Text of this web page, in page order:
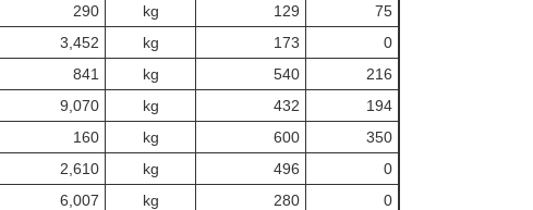
290 kg 129
75
3,452 kg 173
0
841 kg 540
216
9,070 kg 432
194
160 kg 600
350
2,610 kg 496
0
6,007 kg 280
0